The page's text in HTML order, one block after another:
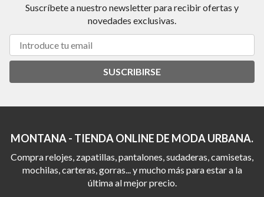
Suscríbete a nuestro newsletter para recibir ofertas y
novedades exclusivas.
SUSCRIBIRSE
MONTANA - TIENDA ONLINE DE MODA URBANA.
Compra relojes, zapatillas, pantalones, sudaderas, camisetas,
mochilas, carteras, gorras... y mucho más para estar a la
última al mejor precio.